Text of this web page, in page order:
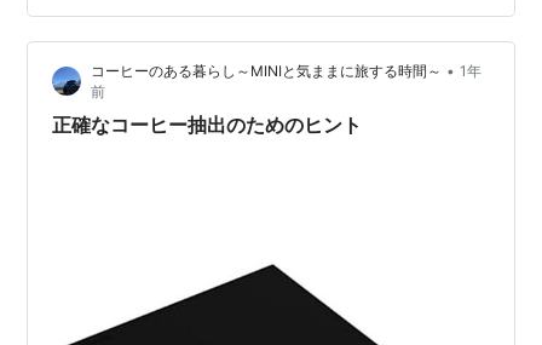
ーヒーにもっとハマるきっかけにもなった本です。理由
がわかればもっとおいしい! コーヒーを楽しむ教科書ナツ
メ社Amazon コーヒーの世界はおもしろい コーヒーはた
だの飲み物じゃなくて、豆の種類や産…
コーヒーのある暮らし～MINIと気ままに旅する時間～ • 1年
前
正確なコーヒー抽出のためのヒント